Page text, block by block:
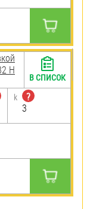
H
k
?
3
В СПИСОК